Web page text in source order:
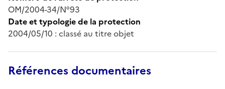
OM/2004-34/N°93
Date et typologie de la protection
2004/05/10 : classé au titre objet
Références documentaires